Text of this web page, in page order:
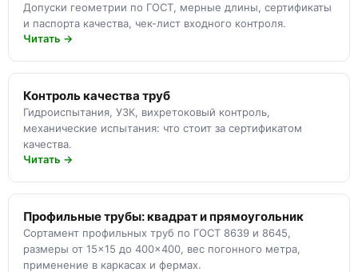
Допуски геометрии по ГОСТ, мерные длины, сертификаты
и паспорта качества, чек-лист входного контроля.
Читать →
Контроль качества труб
Гидроиспытания, УЗК, вихретоковый контроль,
механические испытания: что стоит за сертификатом
качества.
Читать →
Профильные трубы: квадрат и прямоугольник
Сортамент профильных труб по ГОСТ 8639 и 8645,
размеры от 15×15 до 400×400, вес погонного метра,
применение в каркасах и фермах.